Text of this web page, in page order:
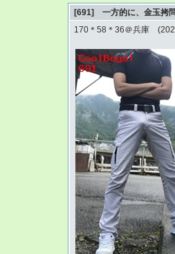
[691] 一方的に、金玉拷
170＊58＊36＠兵庫